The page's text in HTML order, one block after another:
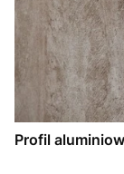
Profil